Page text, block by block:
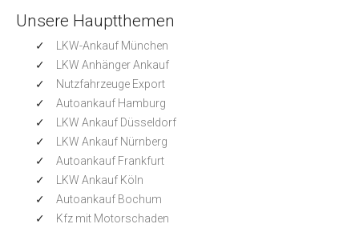
Unsere Hauptthemen
LKW-Ankauf München
LKW Anhänger Ankauf
Nutzfahrzeuge Export
Autoankauf Hamburg
LKW Ankauf Düsseldorf
LKW Ankauf Nürnberg
Autoankauf Frankfurt
LKW Ankauf Köln
Autoankauf Bochum
Kfz mit Motorschaden